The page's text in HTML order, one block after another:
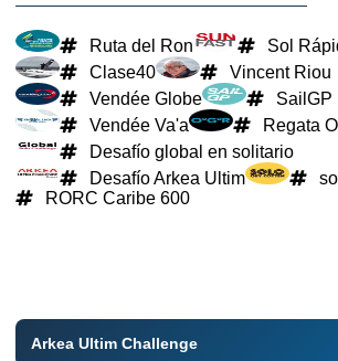
Ruta del Ron
Sol
Clase40
Vincent Riou
Vendée Globe
SailGP
Vendée Va'a
Regata
Desafío global en solitario
Desafío Arkea Ultim
RORC Caribe 600
Arkea Ultim Challenge